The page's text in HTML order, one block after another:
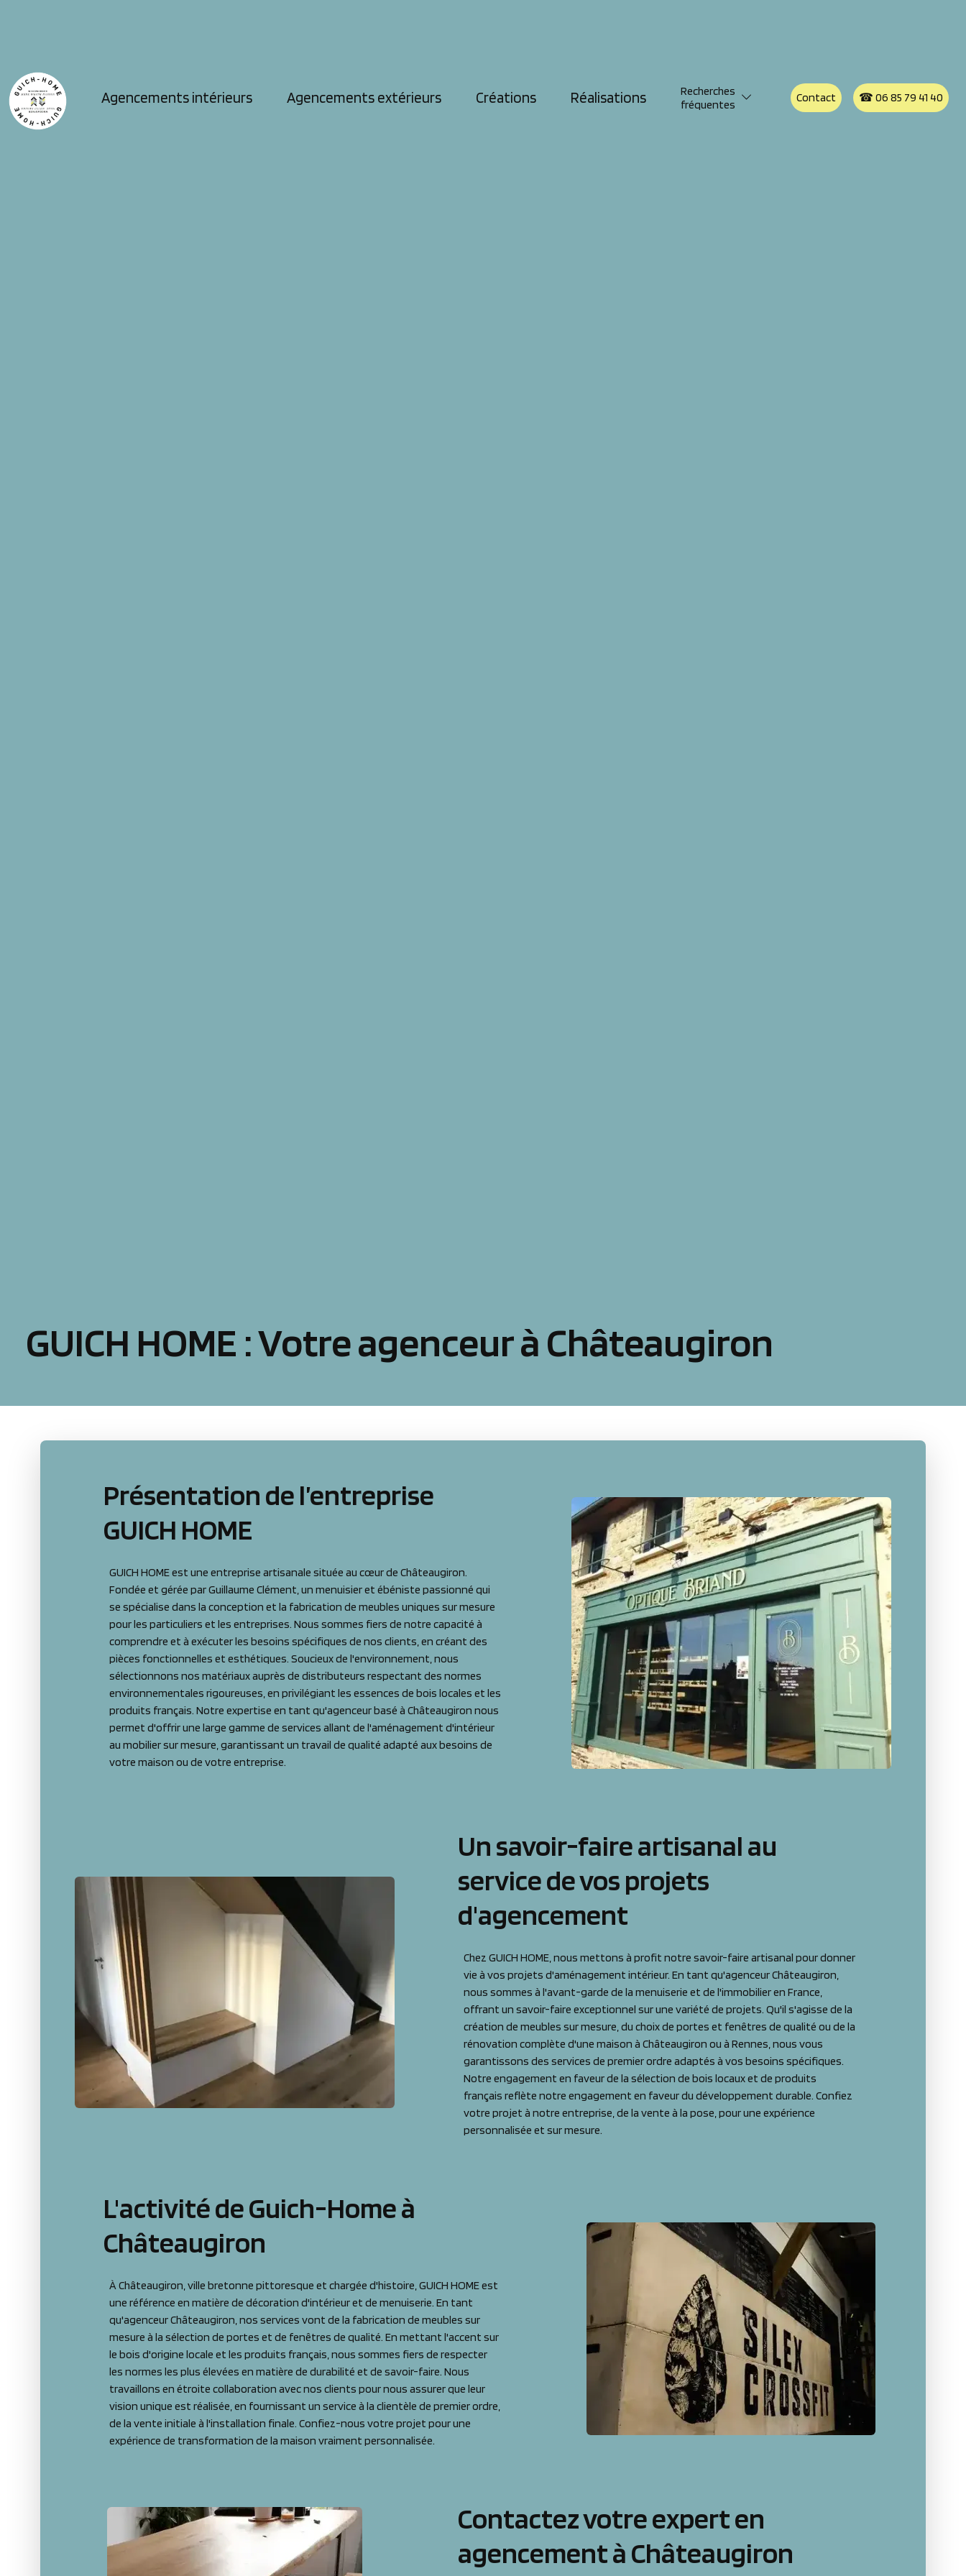
Agencements intérieurs Agencements extérieurs Créations Réalisations
Recherches
fréquentes
Contact ☎︎ 06 85 79 41 40
GUICH HOME : Votre agenceur à Châteaugiron
Présentation de l’entreprise
GUICH HOME
GUICH HOME est une entreprise artisanale située au cœur de Châteaugiron.
Fondée et gérée par Guillaume Clément, un menuisier et ébéniste passionné qui
se spécialise dans la conception et la fabrication de meubles uniques sur mesure
pour les particuliers et les entreprises. Nous sommes fiers de notre capacité à
comprendre et à exécuter les besoins spécifiques de nos clients, en créant des
pièces fonctionnelles et esthétiques. Soucieux de l'environnement, nous
sélectionnons nos matériaux auprès de distributeurs respectant des normes
environnementales rigoureuses, en privilégiant les essences de bois locales et les
produits français. Notre expertise en tant qu'agenceur basé à Châteaugiron nous
permet d'offrir une large gamme de services allant de l'aménagement d'intérieur
au mobilier sur mesure, garantissant un travail de qualité adapté aux besoins de
votre maison ou de votre entreprise.
Un savoir-faire artisanal au
service de vos projets
d'agencement
Chez GUICH HOME, nous mettons à profit notre savoir-faire artisanal pour donner
vie à vos projets d'aménagement intérieur. En tant qu'agenceur Châteaugiron,
nous sommes à l'avant-garde de la menuiserie et de l'immobilier en France,
offrant un savoir-faire exceptionnel sur une variété de projets. Qu'il s'agisse de la
création de meubles sur mesure, du choix de portes et fenêtres de qualité ou de la
rénovation complète d'une maison à Châteaugiron ou à Rennes, nous vous
garantissons des services de premier ordre adaptés à vos besoins spécifiques.
Notre engagement en faveur de la sélection de bois locaux et de produits
français reflète notre engagement en faveur du développement durable. Confiez
votre projet à notre entreprise, de la vente à la pose, pour une expérience
personnalisée et sur mesure.
L'activité de Guich-Home à
Châteaugiron
À Châteaugiron, ville bretonne pittoresque et chargée d'histoire, GUICH HOME est
une référence en matière de décoration d'intérieur et de menuiserie. En tant
qu'agenceur Châteaugiron, nos services vont de la fabrication de meubles sur
mesure à la sélection de portes et de fenêtres de qualité. En mettant l'accent sur
le bois d'origine locale et les produits français, nous sommes fiers de respecter
les normes les plus élevées en matière de durabilité et de savoir-faire. Nous
travaillons en étroite collaboration avec nos clients pour nous assurer que leur
vision unique est réalisée, en fournissant un service à la clientèle de premier ordre,
de la vente initiale à l'installation finale. Confiez-nous votre projet pour une
expérience de transformation de la maison vraiment personnalisée.
Contactez votre expert en
agencement à Châteaugiron